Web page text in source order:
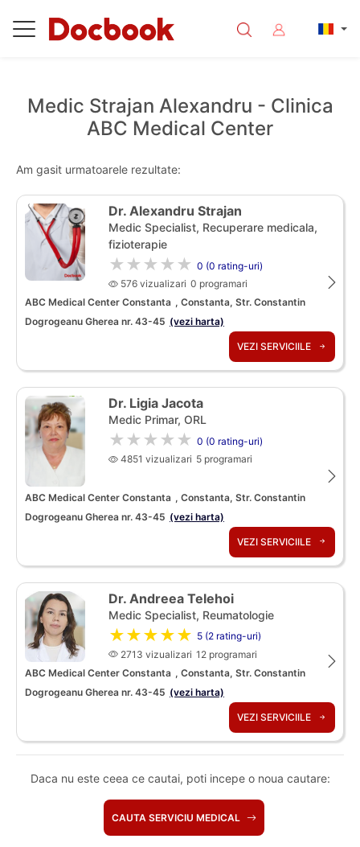
Medic Strajan Alexandru - Clinica
ABC Medical Center
Am gasit urmatoarele rezultate:
Dr. Alexandru Strajan
Medic Specialist, Recuperare medicala,
fizioterapie
★★★★★ 0 (0 rating-uri)
576 vizualizari 0 programari
ABC Medical Center Constanta , Constanta, Str. Constantin
Dogrogeanu Gherea nr. 43-45 (vezi harta)
VEZI SERVICIILE
Dr. Ligia Jacota
Medic Primar, ORL
★★★★★ 0 (0 rating-uri)
4851 vizualizari 5 programari
ABC Medical Center Constanta , Constanta, Str. Constantin
Dogrogeanu Gherea nr. 43-45 (vezi harta)
VEZI SERVICIILE
Dr. Andreea Telehoi
Medic Specialist, Reumatologie
★★★★★ 5 (2 rating-uri)
2713 vizualizari 12 programari
ABC Medical Center Constanta , Constanta, Str. Constantin
Dogrogeanu Gherea nr. 43-45 (vezi harta)
VEZI SERVICIILE
Daca nu este ceea ce cautai, poti incepe o noua cautare:
CAUTA SERVICIU MEDICAL